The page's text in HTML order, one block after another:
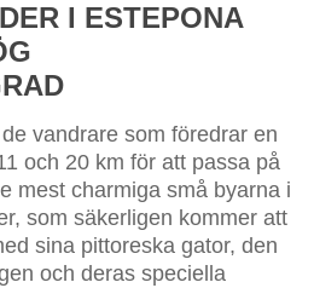
I ESTEPONA
vandrare som föredrar en
och 20 km för att passa på
mest charmiga små byarna i
som säkerligen kommer att
sina pittoreska gator, den
och deras speciella